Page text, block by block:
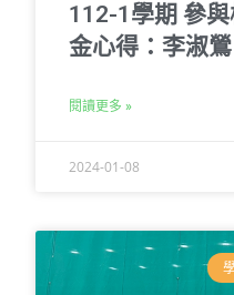
112-1學期 參
金心得：李淑鶯
閱讀更多 »
2024-01-08